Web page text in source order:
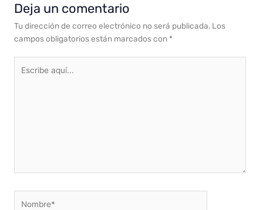
Deja un comentario
Tu dirección de correo electrónico no será publicada. Los
campos obligatorios están marcados con *
aquí...